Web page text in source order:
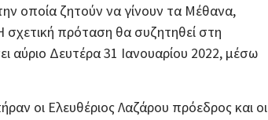
οποία ζητούν να γίνουν τα Μέθανα,
πρόταση θα συζητηθεί στη
αύριο Δευτέρα 31 Ιανουαρίου 2022, μέσω
οι Ελευθέριος Λαζάρου πρόεδρος και οι